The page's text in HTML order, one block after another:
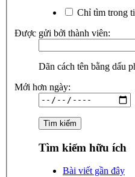
Chỉ tìm trong
Được gửi bởi thành viên:
Dãn cách tên bằng dấu
Mới hơn ngày:
Tìm kiếm hữu ích
Bài viết gần đây